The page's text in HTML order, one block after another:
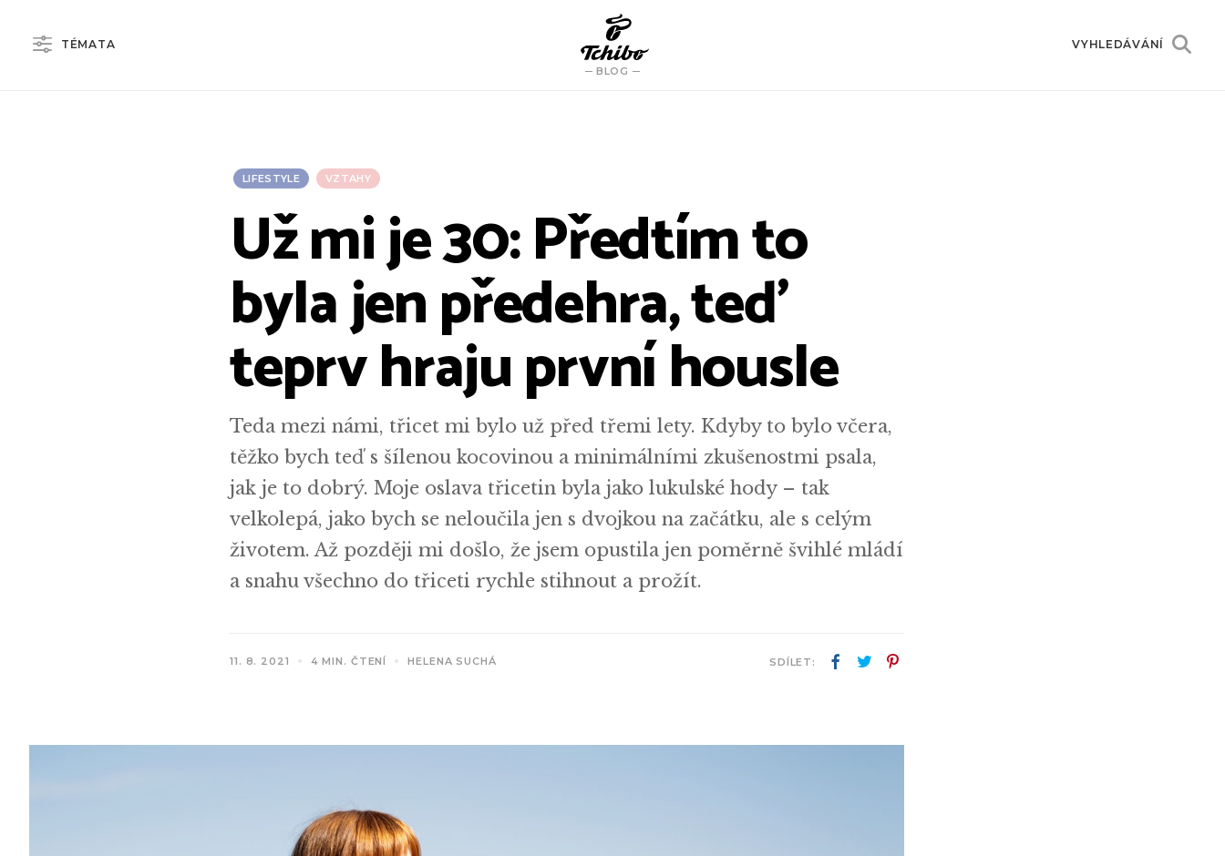
TÉMATA
BLOG
VYHLEDÁVÁNÍ
LIFESTYLE VZTAHY
Už mi je 30: Předtím to
byla jen předehra, teď
teprv hraju první housle
Teda mezi námi, třicet mi bylo už před třemi lety. Kdyby to bylo včera,
těžko bych teď s šílenou kocovinou a minimálními zkušenostmi psala,
jak je to dobrý. Moje oslava třicetin byla jako lukulské hody – tak
velkolepá, jako bych se neloučila jen s dvojkou na začátku, ale s celým
životem. Až později mi došlo, že jsem opustila jen poměrně švihlé mládí
a snahu všechno do třiceti rychle stihnout a prožít.
11. 8. 2021 4 MIN. ČTENÍ HELENA SUCHÁ SDÍLET: